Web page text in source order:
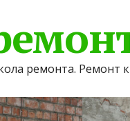
ремонта. Ремонт